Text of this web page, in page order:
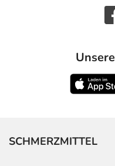
SCHMERZMITTEL